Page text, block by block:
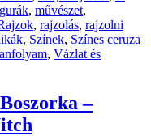
, művészet,
, rajzolás, rajzolni
, Színek, Színes ceruza
, Vázlat és
–